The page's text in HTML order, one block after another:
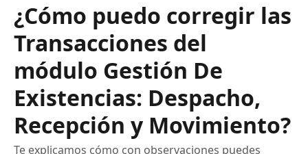
¿Cómo puedo corregir las
Transacciones del
módulo Gestión De
Existencias: Despacho,
Recepción y Movimiento?
Te explicamos cómo con observaciones puedes